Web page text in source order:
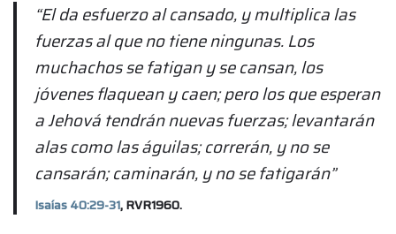
“El da esfuerzo al cansado, y multiplica las
fuerzas al que no tiene ningunas. Los
muchachos se fatigan y se cansan, los
jóvenes flaquean y caen; pero los que esperan
a Jehová tendrán nuevas fuerzas; levantarán
alas como las águilas; correrán, y no se
cansarán; caminarán, y no se fatigarán”
Isaías 40:29-31, RVR1960.